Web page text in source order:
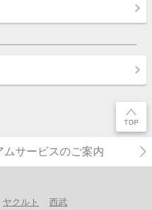
ムサービスのご案内
ヤクルト
西武